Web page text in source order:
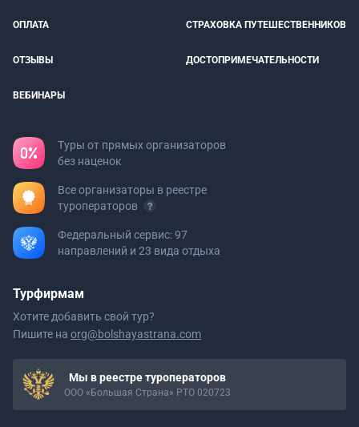
ОПЛАТА СТРАХОВКА ПУТЕШЕСТВЕННИКОВ
ОТЗЫВЫ ДОСТОПРИМЕЧАТЕЛЬНОСТИ
ВЕБИНАРЫ
Туры от прямых организаторов
без наценок
Все организаторы в реестре
туроператоров
Федеральный сервис: 97
направлений и 23 вида отдыха
Турфирмам
Хотите добавить свой тур?
Пишите на org@bolshayastrana.com
Мы в реестре туроператоров
ООО «Большая Страна» РТО 020723